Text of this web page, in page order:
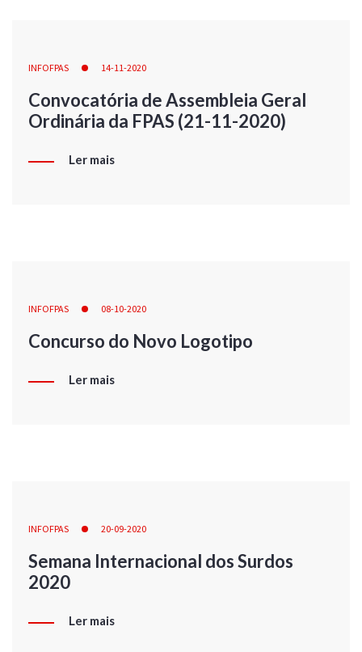
INFOFPAS 14-11-2020
Convocatória de Assembleia Geral
Ordinária da FPAS (21-11-2020)
Ler mais
INFOFPAS 08-10-2020
Concurso do Novo Logotipo
Ler mais
INFOFPAS 20-09-2020
Semana Internacional dos Surdos
2020
Ler mais